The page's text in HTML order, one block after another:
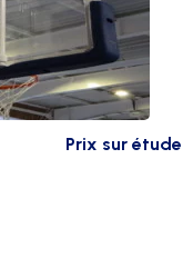
Prix sur étude